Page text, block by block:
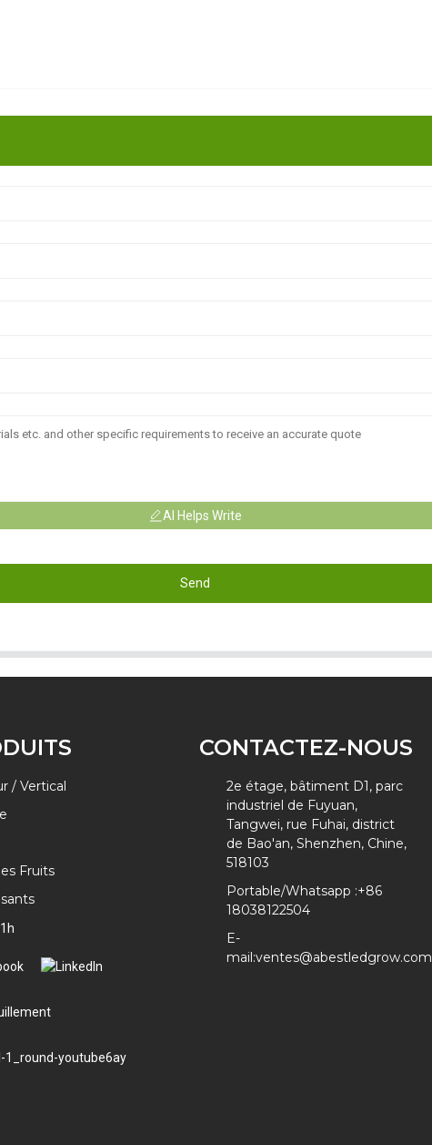
AI Helps Write
Send
/ Vertical
Fruits
CONTACTEZ-NOUS
2e étage, bâtiment D1, parc
industriel de Fuyuan,
Tangwei, rue Fuhai, district
de Bao'an, Shenzhen, Chine,
518103
Portable/Whatsapp :+86
18038122504
E-
mail:ventes@abestledgrow.com